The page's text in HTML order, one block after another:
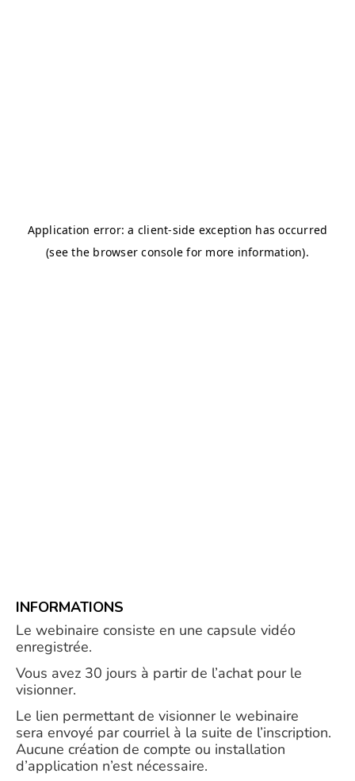
INFORMATIONS
Le webinaire consiste en une capsule vidéo
enregistrée.
Vous avez 30 jours à partir de l’achat pour le
visionner.
Le lien permettant de visionner le webinaire
sera envoyé par courriel à la suite de l’inscription.
Aucune création de compte ou installation
d’application n’est nécessaire.